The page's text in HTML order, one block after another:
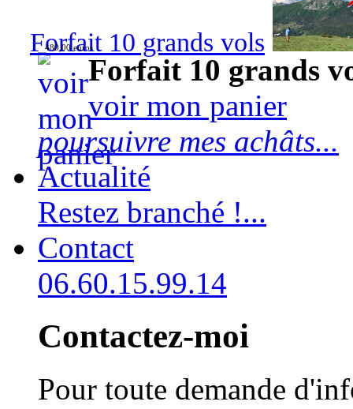
Forfait 10 grands vols
480,00 euros
Forfait 10 grands
voir mon panier
poursuivre mes achâts...
Actualité
Restez branché !...
Contact
06.60.15.99.14
Contactez-moi
Pour toute demande